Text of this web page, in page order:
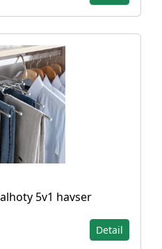
5v1 havser
Detail